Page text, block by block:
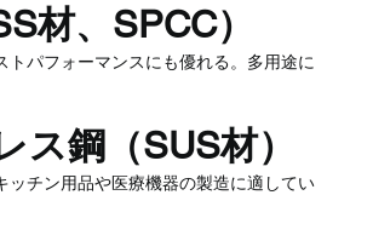
材、SPCC）
トパフォーマンスにも優れる。多用途に
ス鋼（SUS材）
ッチン用品や医療機器の製造に適してい